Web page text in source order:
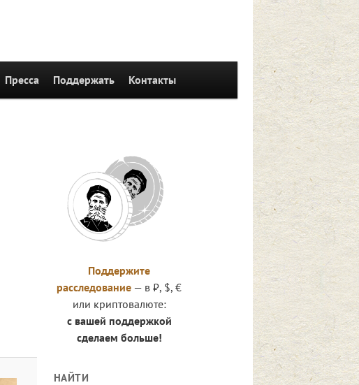
Пресса Поддержать Контакты
Поддержите
расследование — в ₽, $, €
или криптовалюте:
с вашей поддержкой
сделаем больше!
НАЙТИ